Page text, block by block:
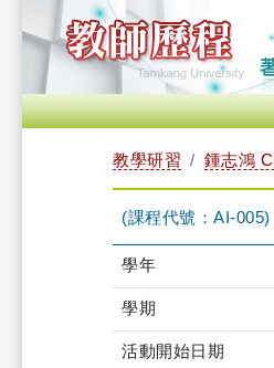
教學研習 鍾志鴻
(課程代號：AI-
學年
學期
活動開始日期